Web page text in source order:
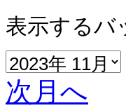
表示するバ
次月へ